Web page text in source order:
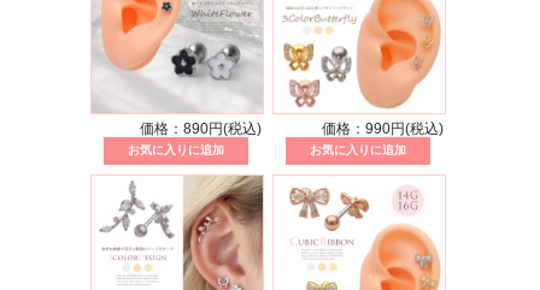
価格：890円(税込) 価格：990円(税込)